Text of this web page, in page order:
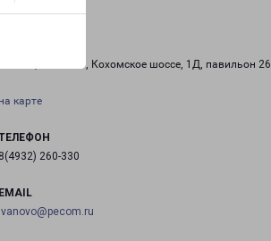
Иваново, Кохомское шоссе, 1Д, павильон 26
карте
260-330